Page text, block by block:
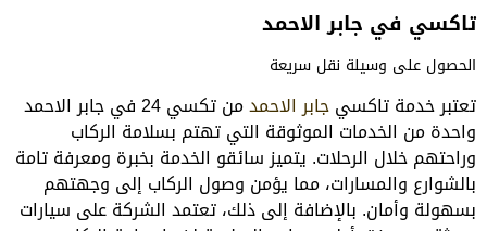
تاكسي في جابر الاحمد
الحصول على وسيلة نقل سريعة
تعتبر خدمة تاكسيجابر الاحمد من تكسي 24 في جابر الاحمد
واحدة من الخدمات الموثوقة التي تهتم بسلامة الركاب
وراحتهم خلال الرحلات. يتميز سائقو الخدمة بخبرة ومعرفة تامة
بالشوارع والمسارات، مما يؤمن وصول الركاب إلى وجهتهم
بسهولة وأمان. بالإضافة إلى ذلك، تعتمد الشركة على سيارات